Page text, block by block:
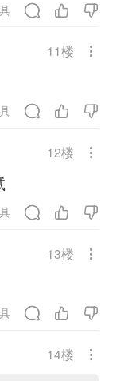
11楼
12楼
13楼
14楼